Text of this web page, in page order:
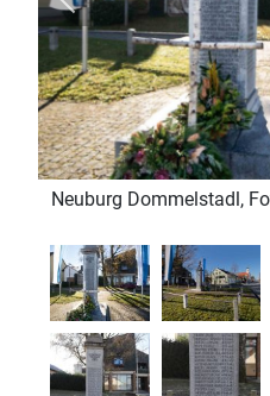
Neuburg Dommelstadl,